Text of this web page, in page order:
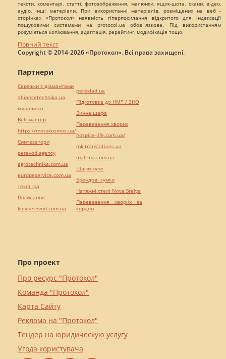
тексти, коментарі, статті, фотозображення, малюнки, ящик-шота, скани, відео,
аудіо, інші матеріали. При використанні матеріалів, розміщених на веб -
сторінках «Протокол» наявність гіперпосилання відкритого для індексації
пошуковими системами на protocol.ua обов`язкове. Під використанням
розуміється копіювання, адаптація, рерайтинг, модифікація тощо.
Повний текст
Copyright © 2014-2026 «Протокол». Всі права захищені.
Про проект
Про ресурс "Протокол"
Команда "Протокол"
Карта Сайту
Реклама на "Протокол"
Тендер на юридическую услугу
Угода користувача
Партнери
Сережки з діамантами
alliancetechnika.ua
миралинкс
Веб мастер
https://motokosmos.ua/
Синтезатори
perevod.agency
agrotechnika.com.ua
europeservice.com.ua
текст юа
Посилання
kievperevod.com.ua
pereklad.ua
Підготовка до НМТ / ЗНО
Винна шафа
Перевезення хворих
hospice-life.com.ua/
mk-translations.ua
maltina.com.ua
Шафи купе
Брендові сумки
Натяжні стелі Nova Stelya
Перевезення хворих за
кордон